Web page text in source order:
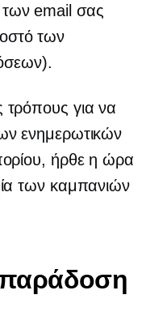
των email σας
των
για να
ενημερωτικών
ήρθε η ώρα
των καμπανιών
παράδοση